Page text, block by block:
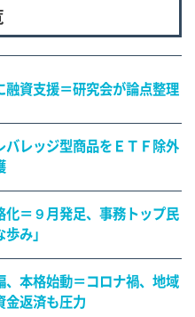
融資支援＝研究会が論点整理
バレッジ型商品をＥＴＦ除外
化＝９月発足、事務トップ民
み」
、本格始動＝コロナ禍、地域
返済も圧力